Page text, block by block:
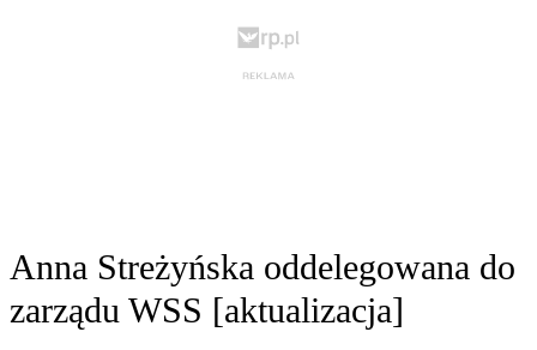
Anna Streżyńska oddelegowana do
zarządu WSS [aktualizacja]